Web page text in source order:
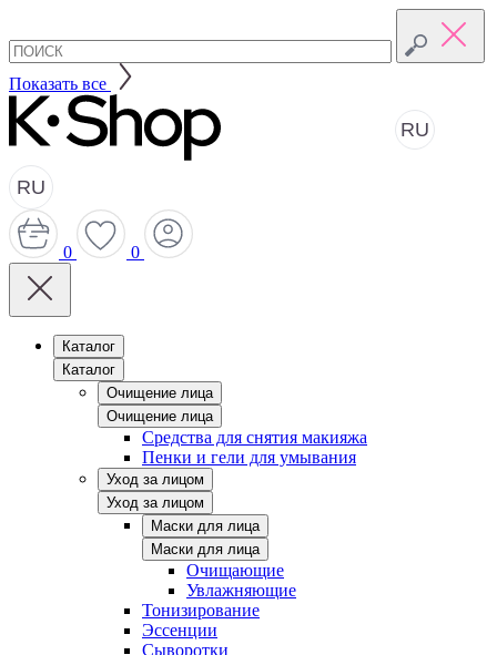
Показать все
RU
RU
0 0
Каталог
Каталог
Очищение лица
Очищение лица
Средства для снятия макияжа
Пенки и гели для умывания
Уход за лицом
Уход за лицом
Маски для лица
Маски для лица
Очищающие
Увлажняющие
Тонизирование
Эссенции
Сыворотки